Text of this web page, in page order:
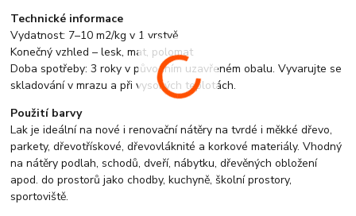
Technické informace
Vydatnost: 7–10 m2/kg v 1 vrstvě
Konečný vzhled – lesk, mat, polomat
Doba spotřeby: 3 roky v původním uzavřeném obalu. Vyvarujte se
skladování v mrazu a při vysokých teplotách.
Použití barvy
Lak je ideální na nové i renovační nátěry na tvrdé i měkké dřevo,
parkety, dřevotřískové, dřevovláknité a korkové materiály. Vhodný
na nátěry podlah, schodů, dveří, nábytku, dřevěných obložení
apod. do prostorů jako chodby, kuchyně, školní prostory,
sportoviště.